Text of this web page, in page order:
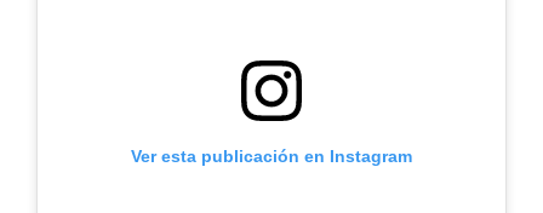
Ver esta publicación en Instagram